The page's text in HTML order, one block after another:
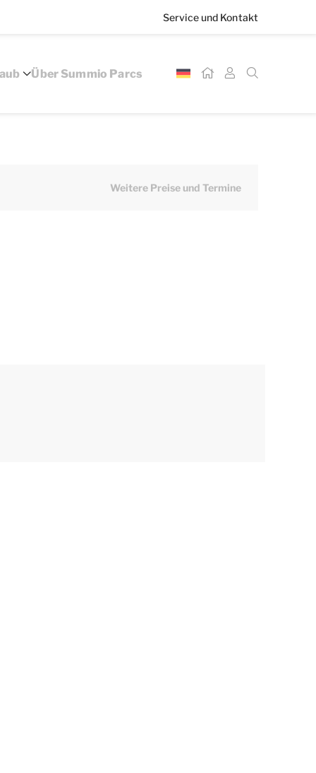
Service und Kontakt
Über Summio Parcs
Weitere Preise und Termine